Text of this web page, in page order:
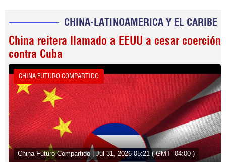
CHINA-LATINOAMERICA Y EL CARIBE
China reitera llamado a EEUU a cesar coerción
contra Cuba
CHINA FUTURO COMPARTIDO
China Futuro Compartido | Jul 31, 2026 05:21 ( GMT -04:00 )